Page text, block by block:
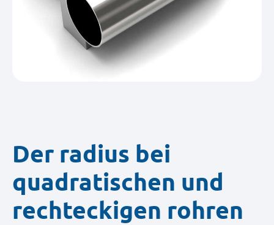
Der radius bei
quadratischen und
rechteckigen rohren